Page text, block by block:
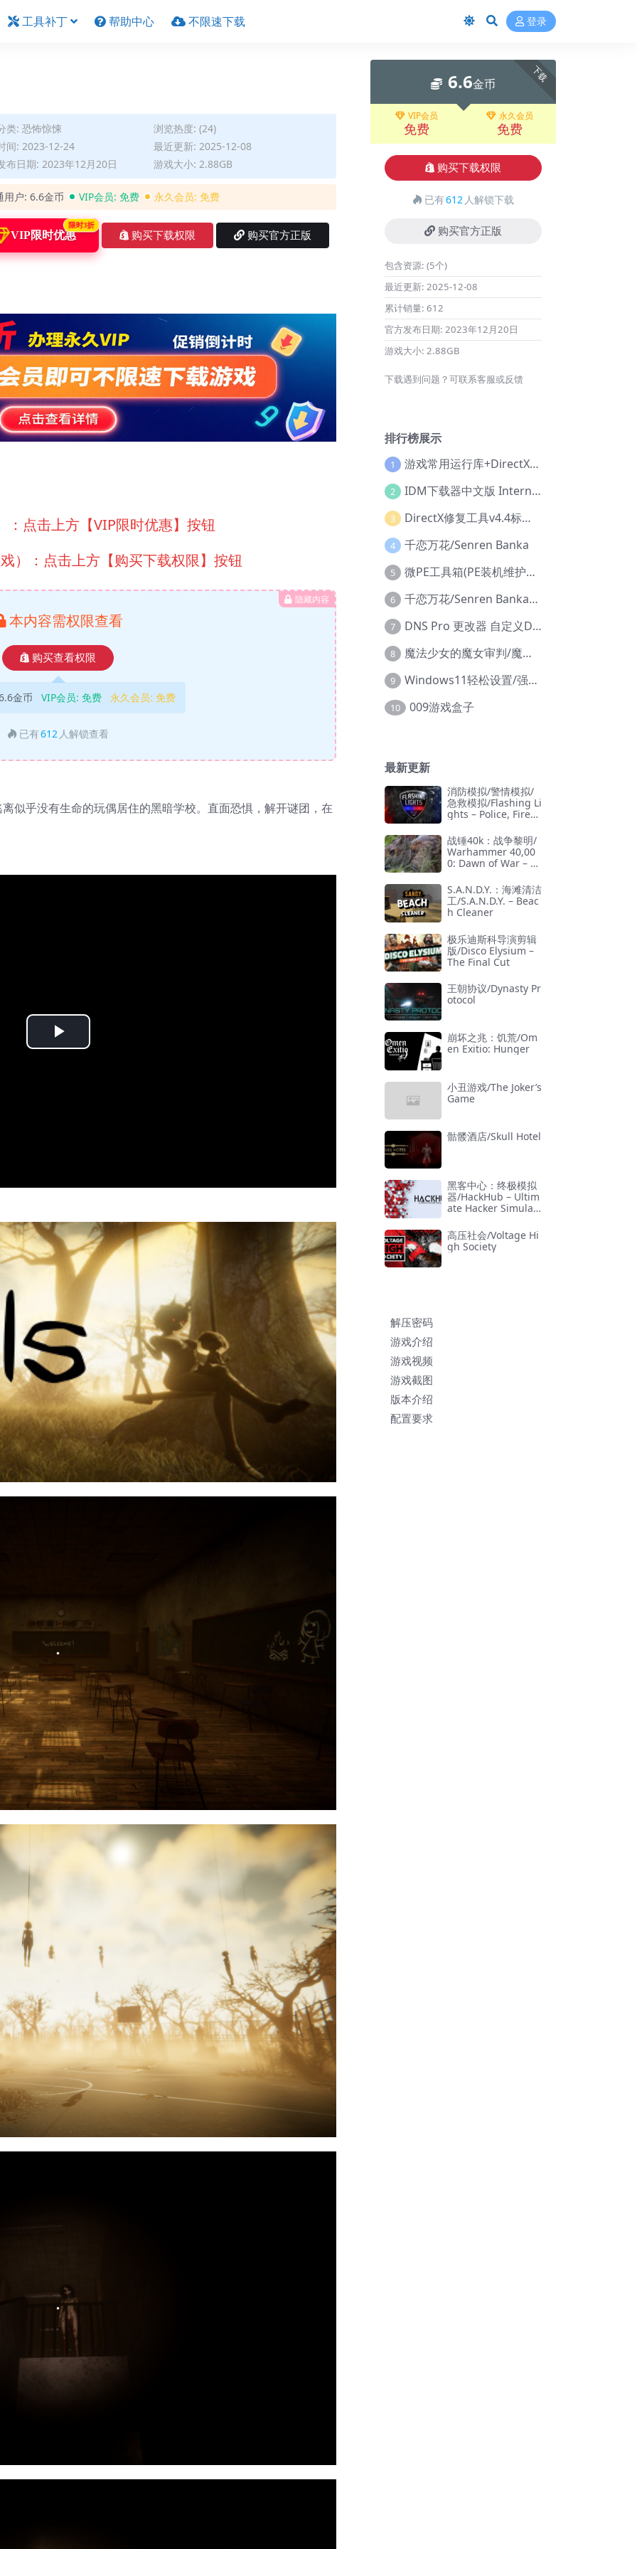
工具补丁 帮助中心 不限速下载 登录
类: 恐怖惊悚
浏览热度: (24)
间: 2023-12-24
最近更新: 2025-12-08
布日期: 2023年12月20日
游戏大小: 2.88GB
用户: 6.6金币 VIP会员: 免费 永久会员: 免费
VIP限时优惠
限时3折
购买下载权限 购买官方正版
点击上方【VIP限时优惠】按钮
）：点击上方【购买下载权限】按钮
隐藏内容
本内容需权限查看
购买查看权限
金币 VIP会员: 免费 永久会员: 免费
已有612 人解锁查看
似乎没有生命的玩偶居住的黑暗学校。直面恐惧，解开谜团，在
Play
下载
6.6金币
VIP会员
免费
永久会员
免费
购买下载权限
已有612 人解锁下载
购买官方正版
包含资源: (5个)
最近更新: 2025-12-08
累计销量: 612
官方发布日期: 2023年12月20日
游戏大小: 2.88GB
下载遇到问题？可联系客服或反馈
排行榜展示
1 游戏常用运行库+DirectX修复增强版
2 IDM下载器中文版 Internet Download Manager v6.42.36 IDM
3 DirectX修复工具v4.4标准版+增强版+在线修复版
4 千恋万花/Senren Banka
5 微PE工具箱(PE装机维护工具) v2.3官方正式版
6 千恋万花/Senren Banka/安卓版
7 DNS Pro 更改器 自定义DNS修改
8 魔法少女的魔女审判/魔法少女ノ魔女裁判
9 Windows11轻松设置/强力禁止WD等/兼容Win10
10 009游戏盒子
最新更新
消防模拟/警情模拟/
急救模拟/Flashing Li
ghts – Police, Firefi
Services Simulator
战锤40k：战争黎明/
Warhammer 40,00
0: Dawn of War – D
S.A.N.D.Y.：海滩清洁
工/S.A.N.D.Y. – Beac
h Cleaner
极乐迪斯科导演剪辑
版/Disco Elysium –
The Final Cut
王朝协议/Dynasty Pr
otocol
崩坏之兆：饥荒/Om
en Exitio: Hunger
小丑游戏/The Joker’s
Game
骷髅酒店/Skull Hotel
黑客中心：终极模拟
器/HackHub – Ultim
ate Hacker Simulat
高压社会/Voltage Hi
gh Society
解压密码
游戏介绍
游戏视频
游戏截图
版本介绍
配置要求